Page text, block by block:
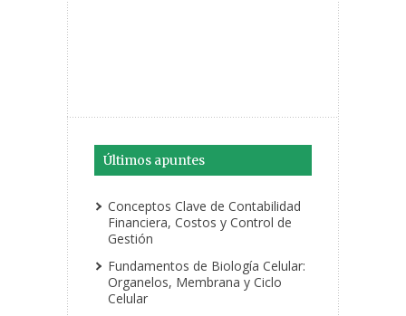
Últimos apuntes
Conceptos Clave de Contabilidad
Financiera, Costos y Control de
Gestión
Fundamentos de Biología Celular:
Organelos, Membrana y Ciclo
Celular